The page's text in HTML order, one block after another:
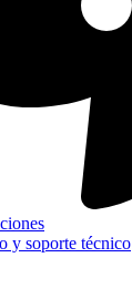
y soporte técnico